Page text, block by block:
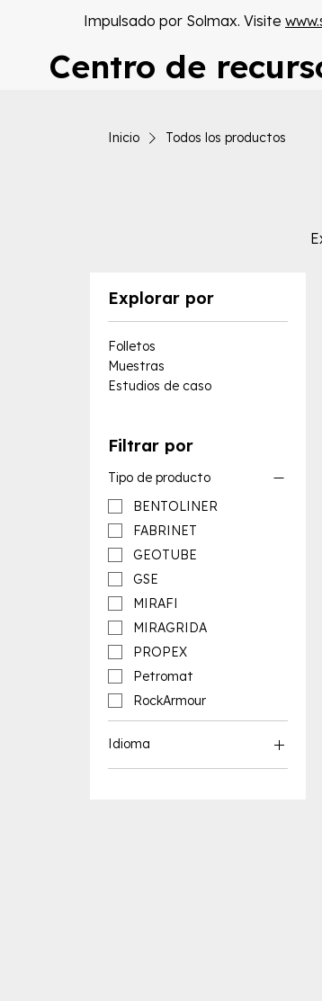
Impulsado por Solmax. Visite
Centro de
Inicio Todos los productos
Explorar por
Folletos
Muestras
Estudios de caso
Filtrar por
Tipo de producto
BENTOLINER
FABRINET
GEOTUBE
GSE
MIRAFI
MIRAGRIDA
PROPEX
Petromat
RockArmour
Idioma
Recursos en inglés